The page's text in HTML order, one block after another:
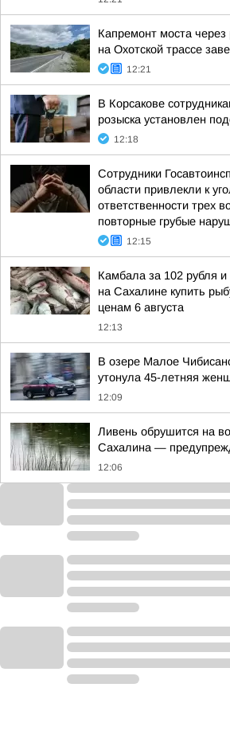
Капремонт моста через
на Охотской трассе
12:21
В Корсакове
розыска установлен
12:18
Сотрудники
области привлекли к
ответственности трех
повторные грубые
12:15
Камбала за 102 рубля и
на Сахалине купить
ценам 6 августа
12:13
В озере Малое
утонула 45-летняя
12:09
Ливень обрушится на
Сахалина —
12:06